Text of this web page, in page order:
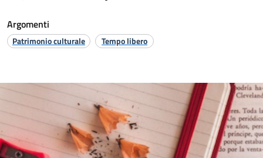
Argomenti
Patrimonio culturale Tempo libero